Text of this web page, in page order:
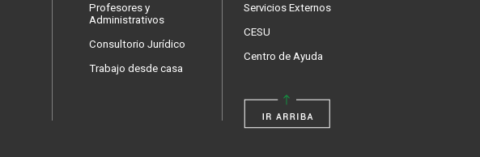
Profesores y
Administrativos
Consultorio Jurídico
Trabajo desde casa
Servicios Externos
CESU
Centro de Ayuda